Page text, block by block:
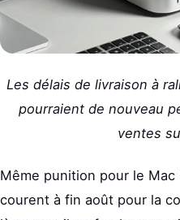
Les délais de livraison à
pourraient de nouveau
ventes
Même punition pour le
courent à fin août pour la